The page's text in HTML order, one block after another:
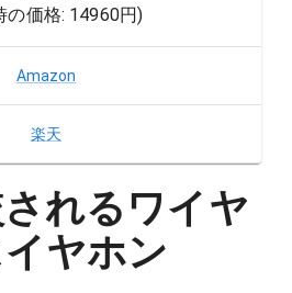
の価格: 14960円)
Amazon
楽天
れるワイヤ
ヤホン